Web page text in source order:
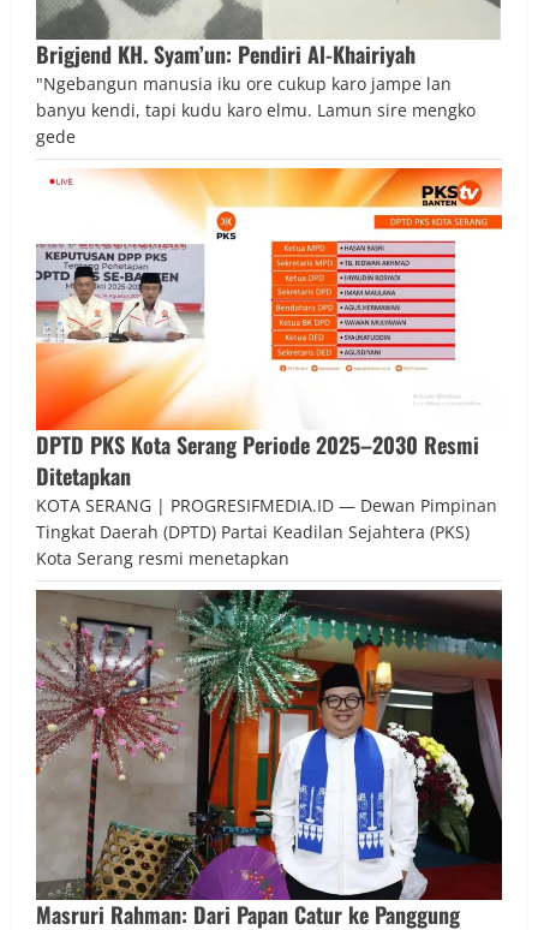
Brigjend KH. Syam’un: Pendiri Al-Khairiyah
"Ngebangun manusia iku ore cukup karo jampe lan
banyu kendi, tapi kudu karo elmu. Lamun sire mengko
gede
DPTD PKS Kota Serang Periode 2025–2030 Resmi
Ditetapkan
KOTA SERANG | PROGRESIFMEDIA.ID — Dewan Pimpinan
Tingkat Daerah (DPTD) Partai Keadilan Sejahtera (PKS)
Kota Serang resmi menetapkan
Masruri Rahman: Dari Papan Catur ke Panggung